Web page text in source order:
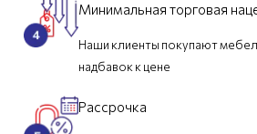
Минимальная торговая
Наши клиенты покупают
надбавок к цене
Рассрочка